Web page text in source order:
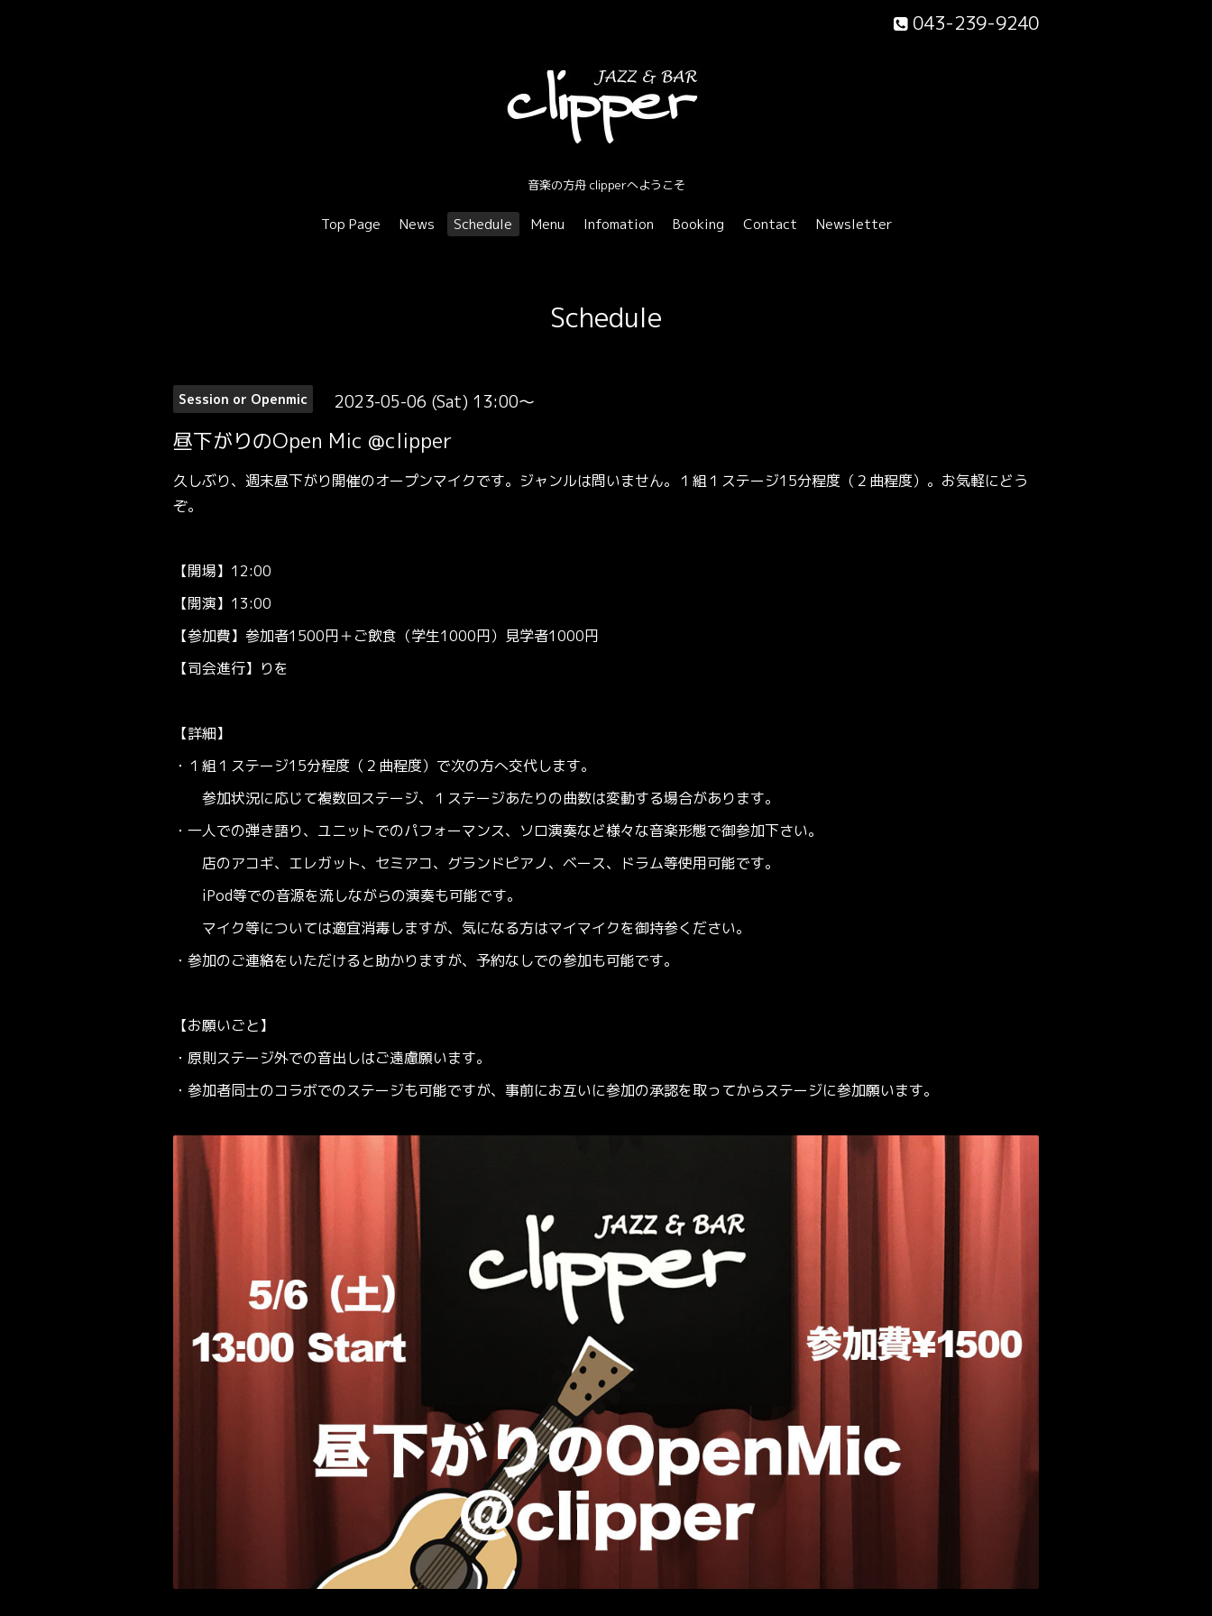
043-239-9240
音楽の方舟 clipperへようこそ
Top Page News Schedule Menu Infomation Booking Contact Newsletter
Schedule
Session or Openmic 2023-05-06 (Sat) 13:00～
昼下がりのOpen Mic @clipper
久しぶり、週末昼下がり開催のオープンマイクです。ジャンルは問いません。１組１ステージ15分程度（２曲程度）。お気軽にどう
ぞ。
【開場】12:00
【開演】13:00
【参加費】参加者1500円＋ご飲食（学生1000円）見学者1000円
【司会進行】りを
【詳細】
・１組１ステージ15分程度（２曲程度）で次の方へ交代します。
参加状況に応じて複数回ステージ、１ステージあたりの曲数は変動する場合があります。
・一人での弾き語り、ユニットでのパフォーマンス、ソロ演奏など様々な音楽形態で御参加下さい。
店のアコギ、エレガット、セミアコ、グランドピアノ、ベース、ドラム等使用可能です。
iPod等での音源を流しながらの演奏も可能です。
マイク等については適宜消毒しますが、気になる方はマイマイクを御持参ください。
・参加のご連絡をいただけると助かりますが、予約なしでの参加も可能です。
【お願いごと】
・原則ステージ外での音出しはご遠慮願います。
・参加者同士のコラボでのステージも可能ですが、事前にお互いに参加の承認を取ってからステージに参加願います。